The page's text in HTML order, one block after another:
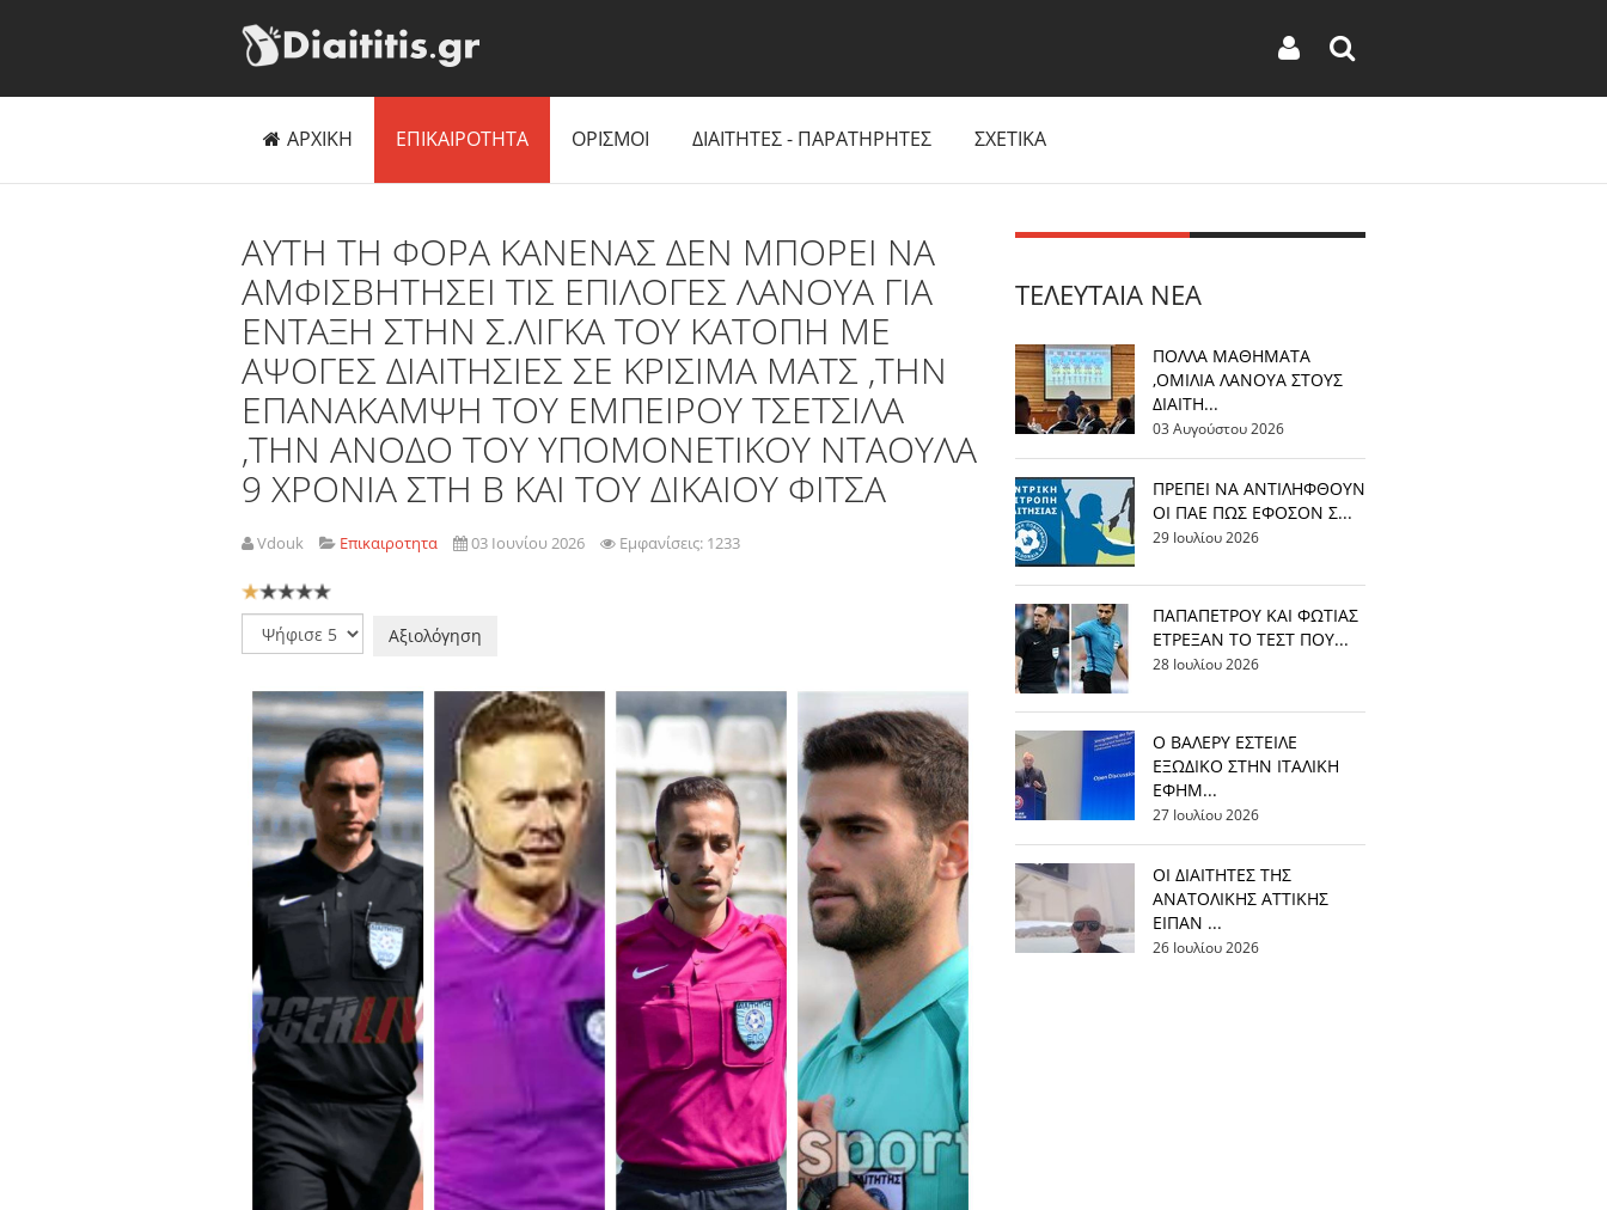
ΑΡΧΙΚΗ ΕΠΙΚΑΙΡΟΤΗΤΑ ΟΡΙΣΜΟΙ ΔΙΑΙΤΗΤΕΣ - ΠΑΡΑΤΗΡΗΤΕΣ ΣΧΕΤΙΚΑ
ΑΥΤΗ ΤΗ ΦΟΡΑ ΚΑΝΕΝΑΣ ΔΕΝ ΜΠΟΡΕΙ ΝΑ
ΑΜΦΙΣΒΗΤΗΣΕΙ ΤΙΣ ΕΠΙΛΟΓΕΣ ΛΑΝΟΥΑ ΓΙΑ
ΕΝΤΑΞΗ ΣΤΗΝ Σ.ΛΙΓΚΑ ΤΟΥ ΚΑΤΟΠΗ ΜΕ
ΑΨΟΓΕΣ ΔΙΑΙΤΗΣΙΕΣ ΣΕ ΚΡΙΣΙΜΑ ΜΑΤΣ ,ΤΗΝ
ΕΠΑΝΑΚΑΜΨΗ ΤΟΥ ΕΜΠΕΙΡΟΥ ΤΣΕΤΣΙΛΑ
,ΤΗΝ ΑΝΟΔΟ ΤΟΥ ΥΠΟΜΟΝΕΤΙΚΟΥ ΝΤΑΟΥΛΑ
9 ΧΡΟΝΙΑ ΣΤΗ Β ΚΑΙ ΤΟΥ ΔΙΚΑΙΟΥ ΦΙΤΣΑ
Vdouk Επικαιροτητα 03 Ιουνίου 2026 Εμφανίσεις: 1233
Αξιολόγηση
Χρήστη:1/5
Παρακαλώ
αξιολογήστε
ΤΕΛΕΥΤΑΊΑ ΝΈΑ
ΠΟΛΛΑ ΜΑΘΗΜΑΤΑ
,ΟΜΙΛΙΑ ΛΑΝΟΥΑ ΣΤΟΥΣ
ΔΙΑΙΤΗ...
03 Αυγούστου 2026
ΠΡΕΠΕΙ ΝΑ ΑΝΤΙΛΗΦΘΟΥΝ
ΟΙ ΠΑΕ ΠΩΣ ΕΦΟΣΟΝ Σ...
29 Ιουλίου 2026
ΠΑΠΑΠΕΤΡΟΥ ΚΑΙ ΦΩΤΙΑΣ
ΕΤΡΕΞΑΝ ΤΟ ΤΕΣΤ ΠΟΥ...
28 Ιουλίου 2026
Ο ΒΑΛΕΡΥ ΕΣΤΕΙΛΕ
ΕΞΩΔΙΚΟ ΣΤΗΝ ΙΤΑΛΙΚΗ
ΕΦΗΜ...
27 Ιουλίου 2026
ΟΙ ΔΙΑΙΤΗΤΕΣ ΤΗΣ
ΑΝΑΤΟΛΙΚΗΣ ΑΤΤΙΚΗΣ
ΕΙΠΑΝ ...
26 Ιουλίου 2026